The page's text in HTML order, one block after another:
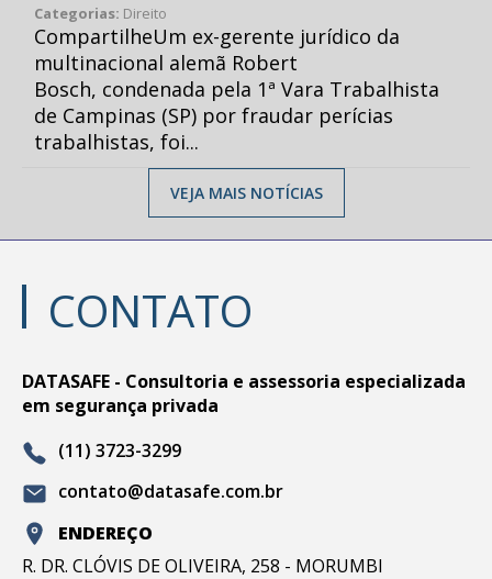
Categorias: Direito
CompartilheUm ex-gerente jurídico da
multinacional alemã Robert
Bosch, condenada pela 1ª Vara Trabalhista
de Campinas (SP) por fraudar perícias
trabalhistas, foi...
VEJA MAIS NOTÍCIAS
CONTATO
DATASAFE - Consultoria e assessoria especializada
em segurança privada
(11) 3723-3299
contato@datasafe.com.br
ENDEREÇO
R. DR. CLÓVIS DE OLIVEIRA, 258 - MORUMBI